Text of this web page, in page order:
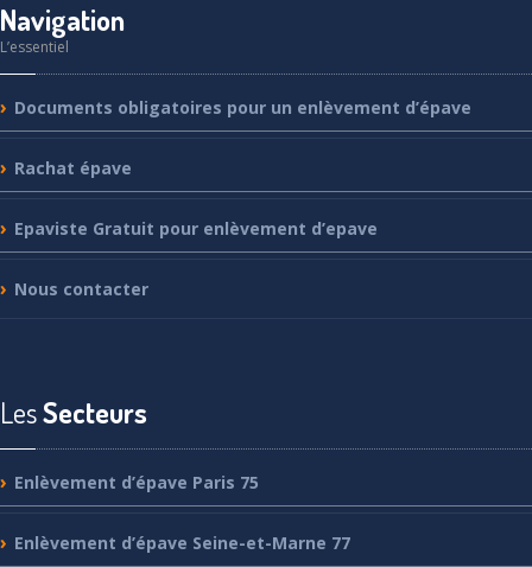
Navigation
L’essentiel
Documents obligatoires pour un enlèvement d’épave
Rachat épave
Epaviste Gratuit pour enlèvement d’epave
Nous contacter
LesSecteurs
Enlèvement d’épave Paris 75
Enlèvement d’épave Seine-et-Marne 77